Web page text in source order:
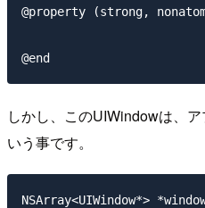
@property (strong,
しかし、このUIWindowは、
いう事です。